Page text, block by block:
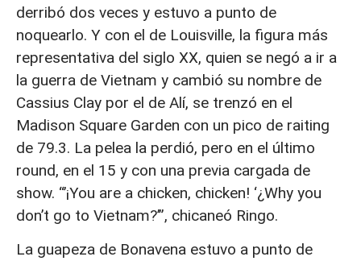
derribó dos veces y estuvo a punto de
noquearlo. Y con el de Louisville, la figura más
representativa del siglo XX, quien se negó a ir a
la guerra de Vietnam y cambió su nombre de
Cassius Clay por el de Alí, se trenzó en el
Madison Square Garden con un pico de raiting
de 79.3. La pelea la perdió, pero en el último
round, en el 15 y con una previa cargada de
show. “’¡You are a chicken, chicken! ‘¿Why you
don’t go to Vietnam?’”, chicaneó Ringo.
La guapeza de Bonavena estuvo a punto de